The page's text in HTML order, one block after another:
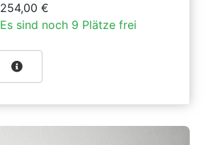
254,00 €
Es sind noch 9 Plätze frei